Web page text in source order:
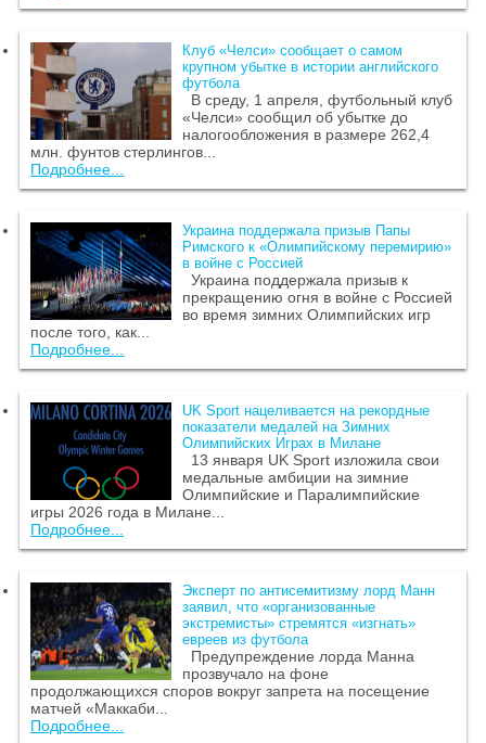
Клуб «Челси» сообщает о самом
крупном убытке в истории английского
футбола
В среду, 1 апреля, футбольный клуб
«Челси» сообщил об убытке до
налогообложения в размере 262,4
млн. фунтов стерлингов...
Подробнее...
Украина поддержала призыв Папы
Римского к «Олимпийскому перемирию»
в войне с Россией
Украина поддержала призыв к
прекращению огня в войне с Россией
во время зимних Олимпийских игр
после того, как...
Подробнее...
UK Sport нацеливается на рекордные
показатели медалей на Зимних
Олимпийских Играх в Милане
13 января UK Sport изложила свои
медальные амбиции на зимние
Олимпийские и Паралимпийские
игры 2026 года в Милане...
Подробнее...
Эксперт по антисемитизму лорд Манн
заявил, что «организованные
экстремисты» стремятся «изгнать»
евреев из футбола
Предупреждение лорда Манна
прозвучало на фоне
продолжающихся споров вокруг запрета на посещение
матчей «Маккаби...
Подробнее...